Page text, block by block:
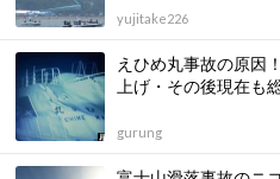
yujitake226
えひめ丸事故の原因
上げ・その後現在も
gurung